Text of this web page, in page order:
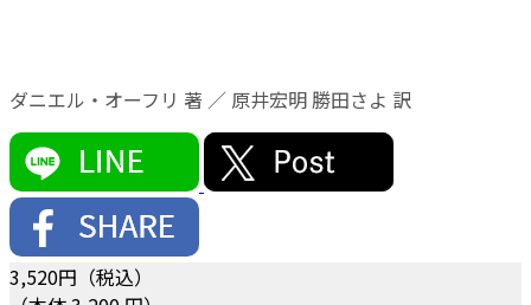
ダニエル・オーフリ 著 ／ 原井宏明 勝田さよ 訳
3,520円（税込）